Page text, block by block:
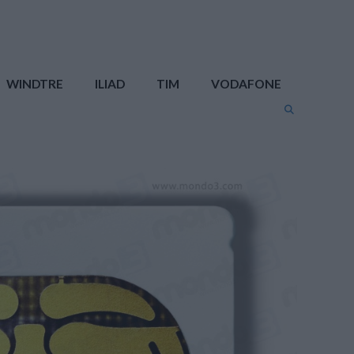
WINDTRE ILIAD TIM VODAFONE